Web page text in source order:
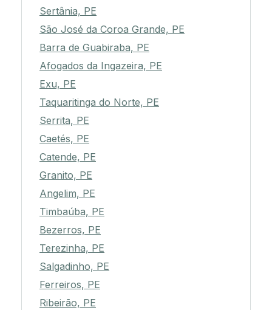
Sertânia, PE
São José da Coroa Grande, PE
Barra de Guabiraba, PE
Afogados da Ingazeira, PE
Exu, PE
Taquaritinga do Norte, PE
Serrita, PE
Caetés, PE
Catende, PE
Granito, PE
Angelim, PE
Timbaúba, PE
Bezerros, PE
Terezinha, PE
Salgadinho, PE
Ferreiros, PE
Ribeirão, PE